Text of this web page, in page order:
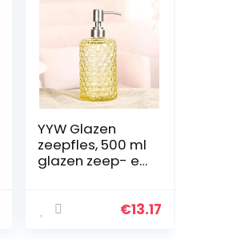
YYW Glazen
zeepfles, 500 ml
glazen zeep- en
badkameracce
€13.17